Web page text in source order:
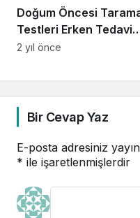
Doğum Öncesi
Testleri Erken Tedavi
İmkanı Sunuyor
2 yıl önce
Bir Cevap Yaz
E-posta adresiniz
* ile işaretlenmişlerdir